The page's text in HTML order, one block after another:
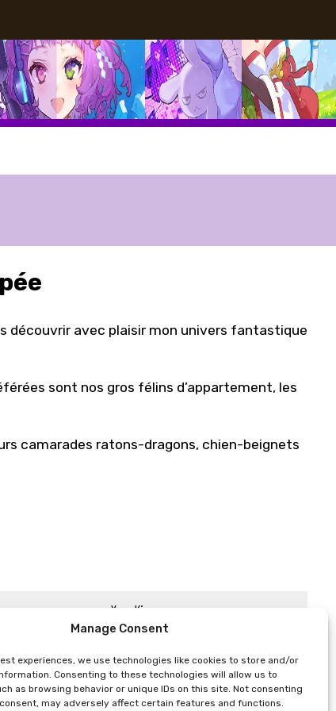
Manage Consent
experiences, we use technologies like cookies to store and/or
Consenting to these technologies will allow us to
as browsing behavior or unique IDs on this site. Not consenting
may adversely affect certain features and functions.
découvrir avec plaisir mon univers fantastique
sont nos gros félins d’appartement, les
camarades ratons-dragons, chien-beignets
Yeye Kim